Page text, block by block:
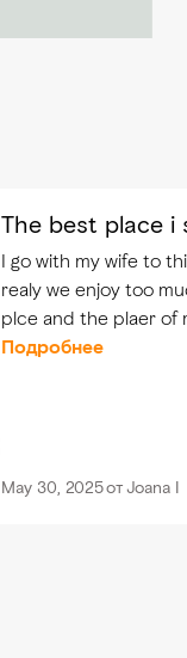
The best place i
I go with my wife to
realy we enjoy too
plce and the plaer of
with amizing all the
Подробнее
May 30, 2025отJoana I